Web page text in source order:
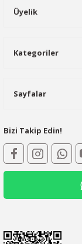
Üyelik
Kategoriler
Sayfalar
Bizi Takip Edin!